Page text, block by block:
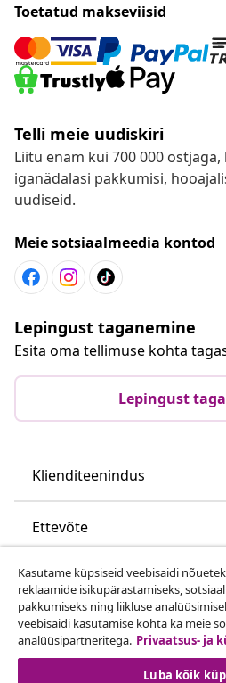
Toetatud makseviisid
Telli meie uudiskiri
Liitu enam kui 700 000 ostjaga,
iganädalasi pakkumisi,
uudiseid.
Meie sotsiaalmeedia kontod
Lepingust taganemine
Esita oma tellimuse kohta
Lepingust
Klienditeenindus
Ettevõte
vidaXL
Vaata rohkem
Kasutame küpsiseid veebisaidi
reklaamide isikupärastamiseks,
pakkumiseks ning liikluse
veebisaidi kasutamise kohta ka meie
analüüsipartneritega. Privaatsus- ja
Luba kõik